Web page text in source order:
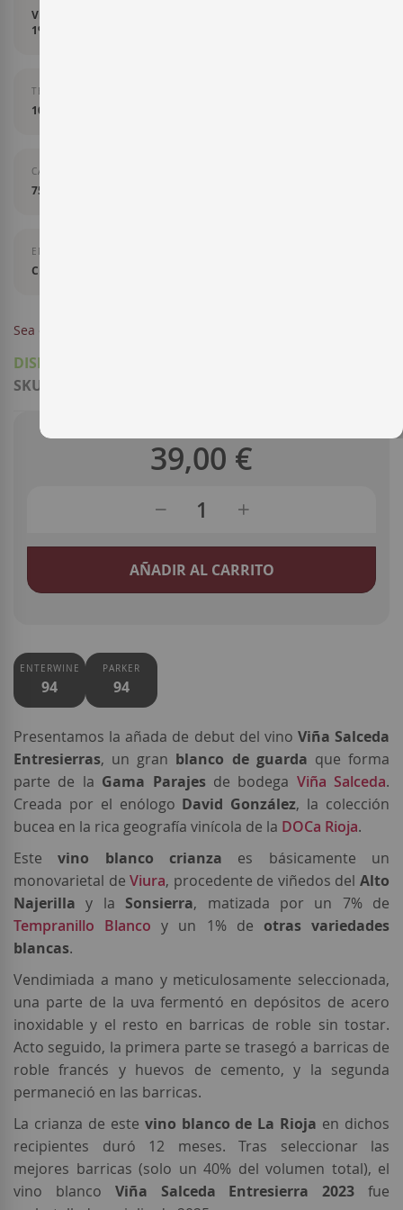
Viura 92%, Tempranillo Blanco 7%, otras variedades blancas
1%.
TEMPERATURA DE SERVICIO
10-12 grados
CAPACIDAD
75 cl
ENVEJECIMIENTO
Crianza
Sea el primero en dejar una reseña para este artículo
DISPONIBLE
SKU
39,00 €
AÑADIR AL CARRITO
ENTERWINE
94
PARKER
94
Presentamos la añada de debut del vino Viña Salceda
Entresierras, un gran blanco de guarda que forma
parte de la Gama Parajesde bodega Viña Salceda.
Creada por el enólogo David González, la colección
bucea en la rica geografía vinícola de la DOCa Rioja.
Estevino blanco crianza es básicamente un
monovarietal deViura, procedente de viñedos delAlto
Najerilla y laSonsierra, matizada por un 7% de
Tempranillo Blanco y un 1% de otras variedades
blancas.
Vendimiada a mano y meticulosamente seleccionada,
una parte de la uva fermentó en depósitos de acero
inoxidable y el resto en barricas de roble sin tostar.
Acto seguido, la primera parte se trasegó a barricas de
roble francés y huevos de cemento, y la segunda
permaneció en las barricas.
La crianza de este vino blanco de La Rioja en dichos
recipientes duró 12 meses. Tras seleccionar las
mejores barricas (solo un 40% del volumen total), el
vino blanco Viña Salceda Entresierra 2023 fue